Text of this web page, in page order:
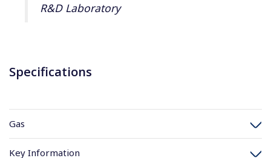
R&D Laboratory
Specifications
Gas
Key Information